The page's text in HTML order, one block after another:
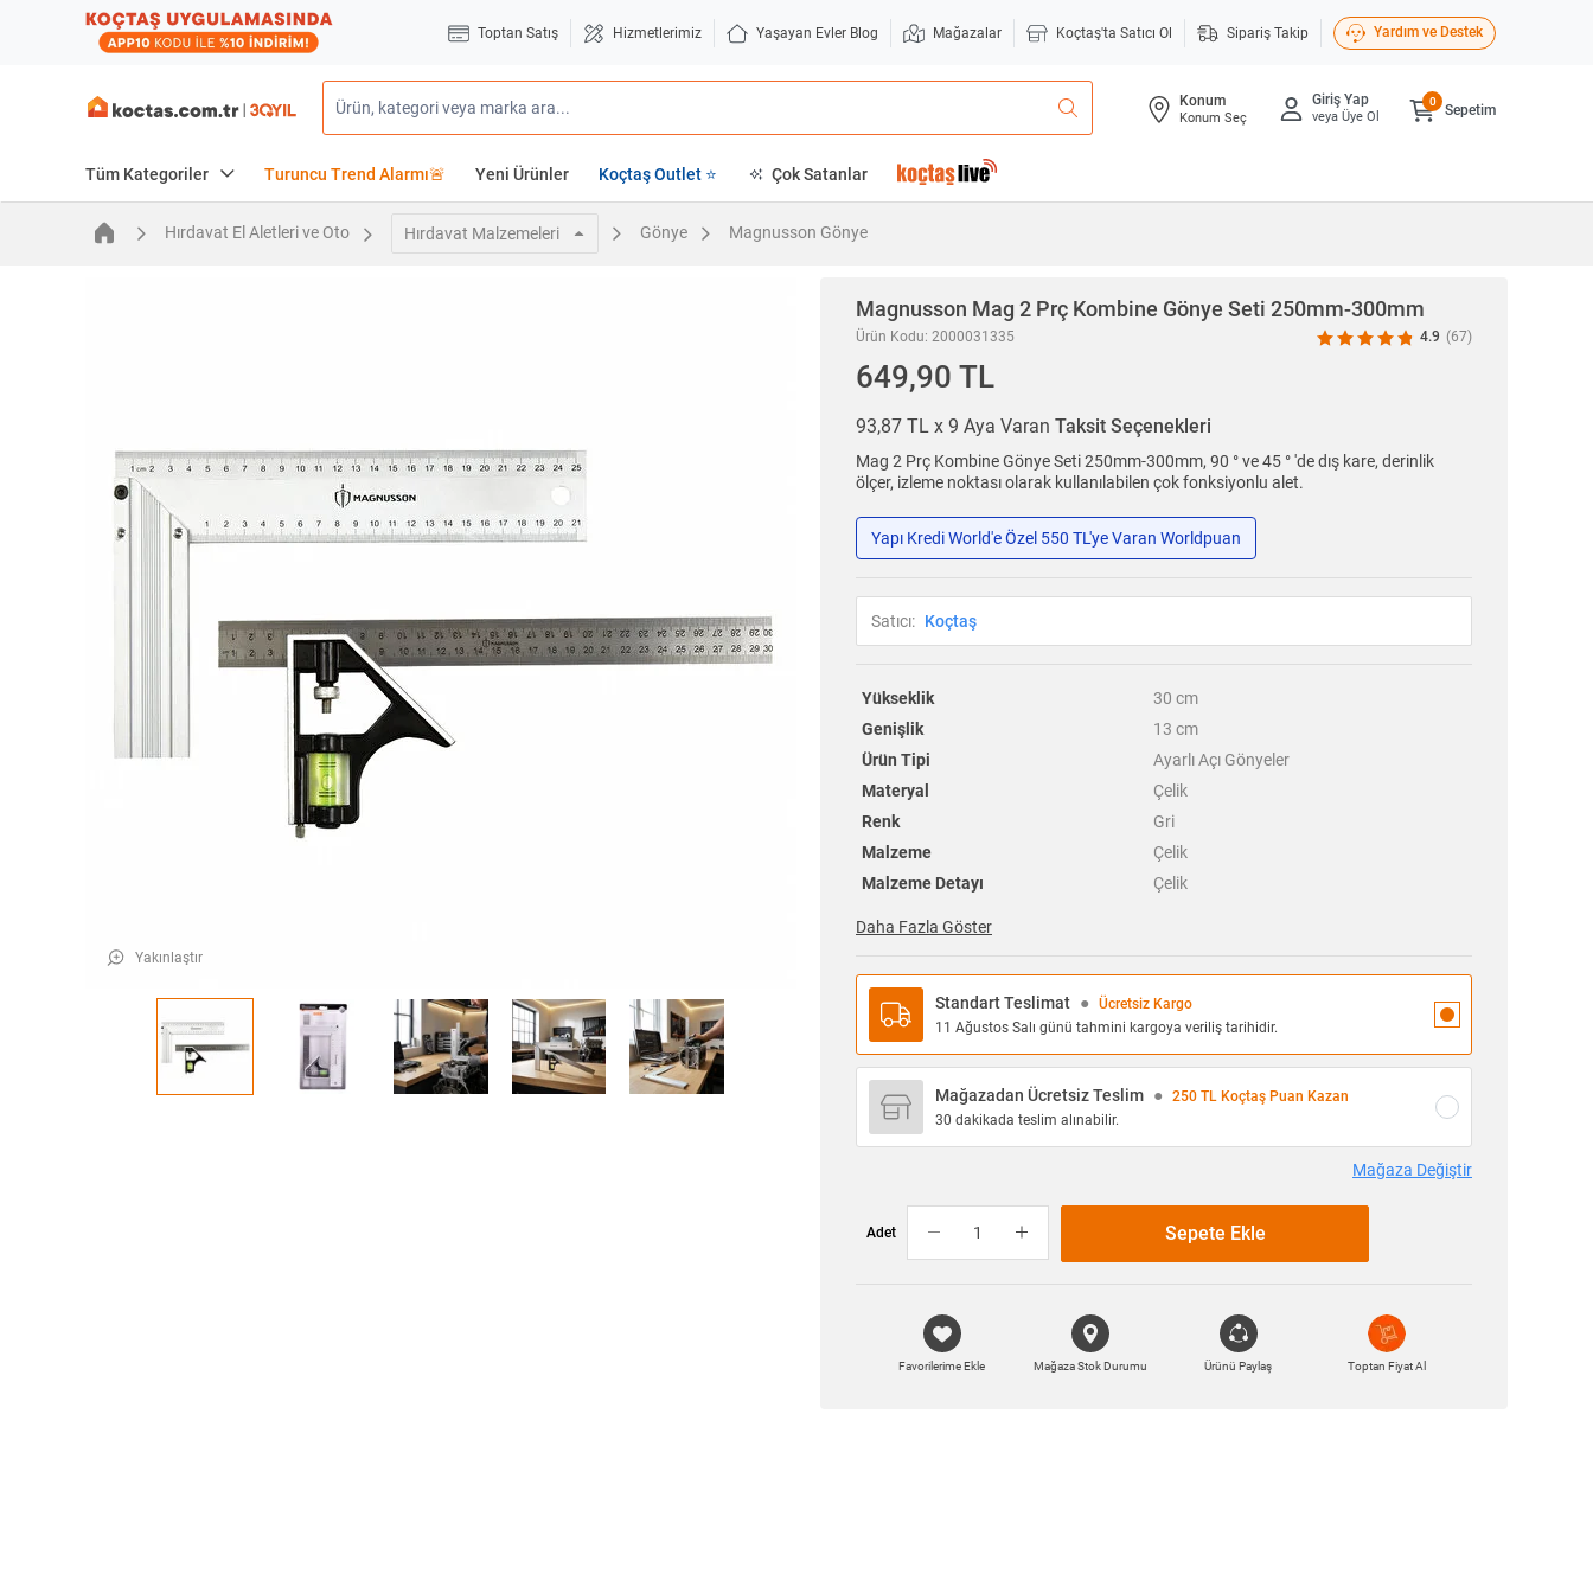
Toptan Satış Hizmetlerimiz Yaşayan Evler Blog Mağazalar Koçtaş'ta Satıcı Ol Sipariş Takip Yardım ve Destek
Konum
Konum Seç
Giriş Yap
veya Üye Ol Sepetim
0
Tüm Kategoriler Turuncu Trend Alarmı🚨 Yeni Ürünler Koçtaş Outlet ⭐ Çok Satanlar
Hırdavat El Aletleri ve Oto Hırdavat Malzemeleri Gönye Magnusson Gönye
Yakınlaştır
Magnusson Mag 2 Prç Kombine Gönye Seti 250mm-300mm
Ürün Kodu: 2000031335 4.9 (67)
649,90 TL
93,87 TL x 9 Aya Varan Taksit Seçenekleri
Mag 2 Prç Kombine Gönye Seti 250mm-300mm, 90 ° ve 45 ° 'de dış kare, derinlik
ölçer, izleme noktası olarak kullanılabilen çok fonksiyonlu alet.
Yapı Kredi World'e Özel 550 TL'ye Varan Worldpuan
Satıcı: Koçtaş
Yükseklik 30 cm
Genişlik
13 cm
Ürün Tipi
Ayarlı Açı Gönyeler
Materyal
Çelik
Renk
Gri
Malzeme
Çelik
Malzeme Detayı
Çelik
Daha Fazla Göster
Standart Teslimat ●
Ücretsiz Kargo
11 Ağustos Salı günü tahmini kargoya veriliş tarihidir.
Mağazadan Ücretsiz Teslim ●
250 TL Koçtaş Puan Kazan
30 dakikada teslim alınabilir.
Mağaza Değiştir
Adet Sepete Ekle
Favorilerime Ekle Mağaza Stok Durumu Ürünü Paylaş Toptan Fiyat Al